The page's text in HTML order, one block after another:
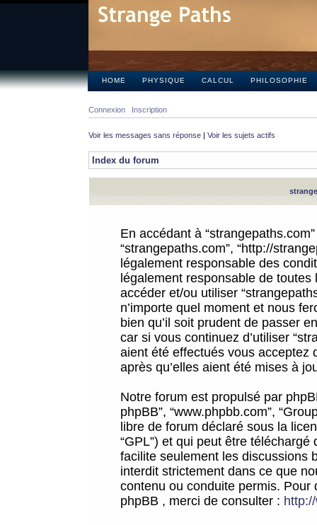
HOME PHYSIQUE CALCUL PHILOSOPHIE
Connexion Inscription
Voir les messages sans réponse | Voir les sujets actifs
Index du forum
En accédant à
“strangepaths.com”, “http://
légalement responsable des
légalement responsable de
accéder et/ou utiliser
n’importe quel moment et nous
bien qu’il soit prudent de passer
car si vous continuez d’utiliser
aient été effectués vous acceptez
après qu’elles aient été mises à
Notre forum est propulsé par
phpBB”, “www.phpbb.com”,
libre de forum déclaré sous la
“GPL”) et qui peut être téléchargé
facilite seulement les discussions
interdit strictement dans ce que
contenu ou conduite permis.
phpBB , merci de consulter :